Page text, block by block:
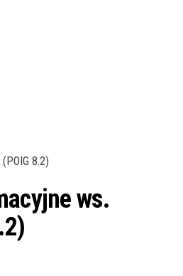
ws.